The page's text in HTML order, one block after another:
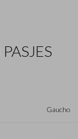
Gaucho